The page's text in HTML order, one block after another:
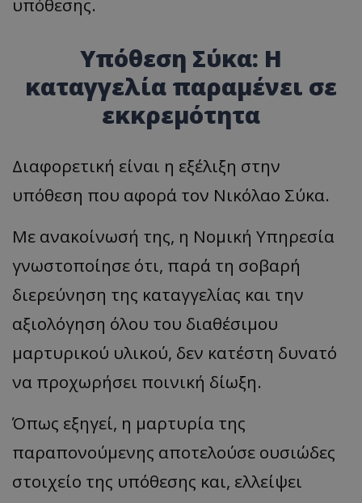
Υπόθεση Σύκα: Η
καταγγελία παραμένει σε
εκκρεμότητα
Διαφορετική είναι η εξέλιξη στην
υπόθεση που αφορά τον Νικόλαο Σύκα.
Με ανακοίνωσή της, η Νομική Υπηρεσία
γνωστοποίησε ότι, παρά τη σοβαρή
διερεύνηση της καταγγελίας και την
αξιολόγηση όλου του διαθέσιμου
μαρτυρικού υλικού, δεν κατέστη δυνατό
να προχωρήσει ποινική δίωξη.
Όπως εξηγεί, η μαρτυρία της
παραπονούμενης αποτελούσε ουσιώδες
στοιχείο της υπόθεσης και, ελλείψει